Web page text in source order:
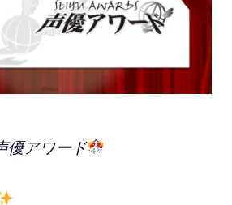
優アワード